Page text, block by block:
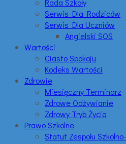
Rada Szkoły
Serwis Dla Rodziców
Serwis Dla Uczniów
Angielski SOS
Wartości
Ciasto Spokoju
Kodeks Wartości
Zdrowie
Miesięczny Terminarz
Zdrowe Odżywianie
Zdrowy Tryb Życia
Prawo Szkolne
Statut Zespołu